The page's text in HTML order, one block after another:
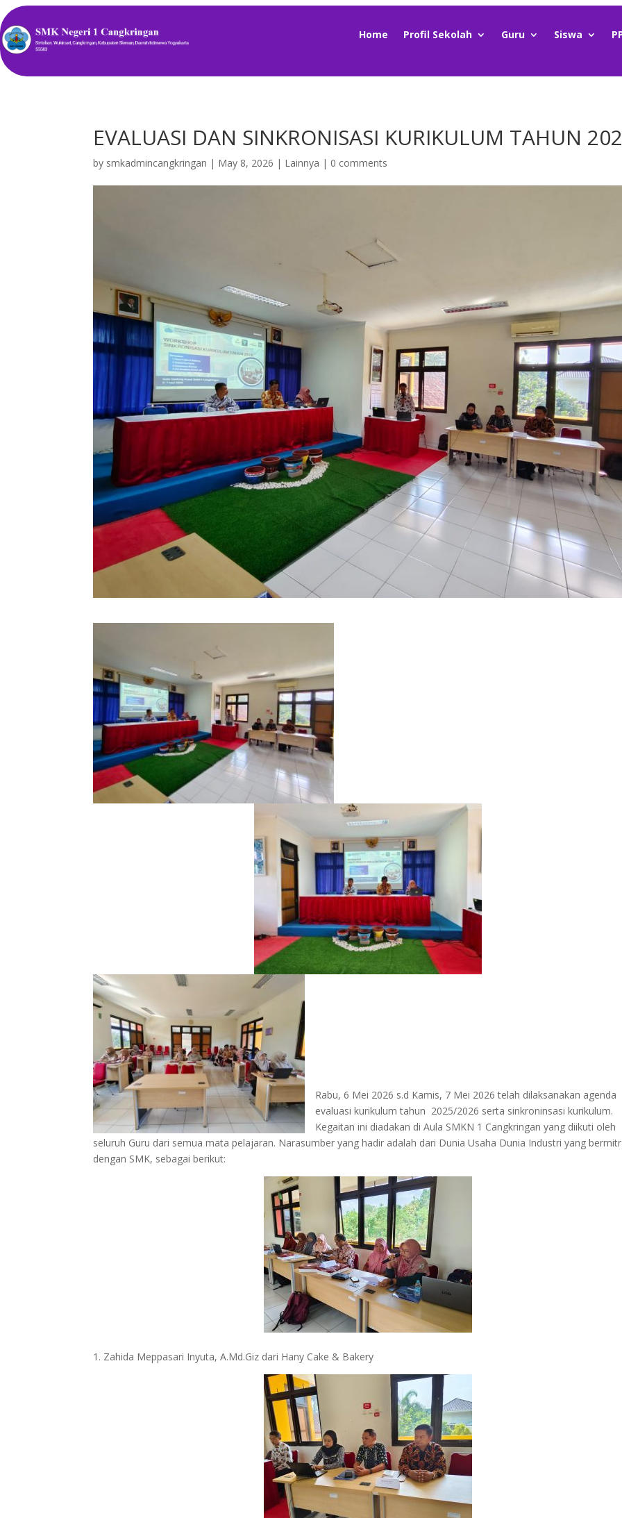
Home Profil Sekolah Guru Siswa
EVALUASI DAN SINKRONISASI KURIKULUM TAHUN
by smkadmincangkringan | May 8, 2026 | Lainnya | 0 comments
Rabu, 6 Mei 2026 s.d Kamis, 7 Mei 2026 telah dilaksanakan agenda
evaluasi kurikulum tahun 2025/2026 serta sinkroninsasi kurikulum.
Kegaitan ini diadakan di Aula SMKN 1 Cangkringan yang diikuti oleh
seluruh Guru dari semua mata pelajaran. Narasumber yang hadir adalah dari Dunia Usaha Dunia Industri yang
dengan SMK, sebagai berikut:
1. Zahida Meppasari Inyuta, A.Md.Giz dari Hany Cake & Bakery